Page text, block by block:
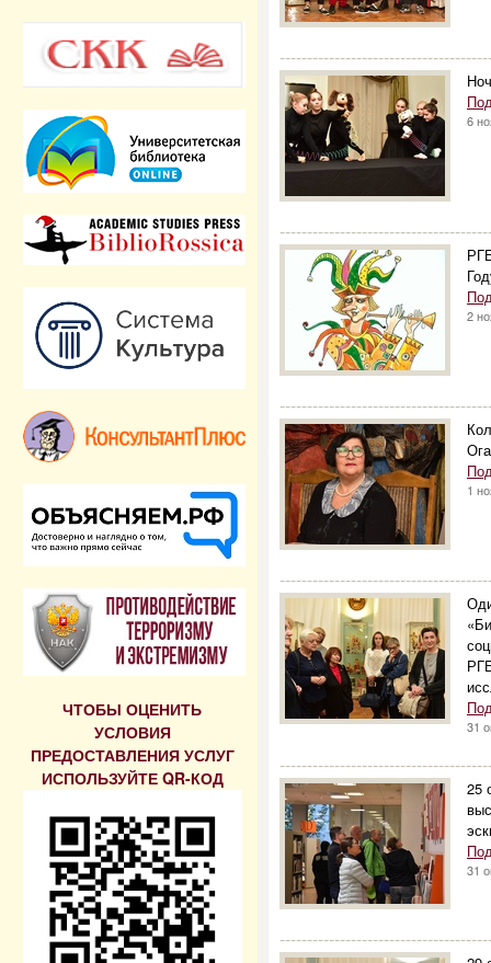
ЧТОБЫ ОЦЕНИТЬ
УСЛОВИЯ
ПРЕДОСТАВЛЕНИЯ УСЛУГ
ИСПОЛЬЗУЙТЕ QR-КОД
6
2
1
31
25
31